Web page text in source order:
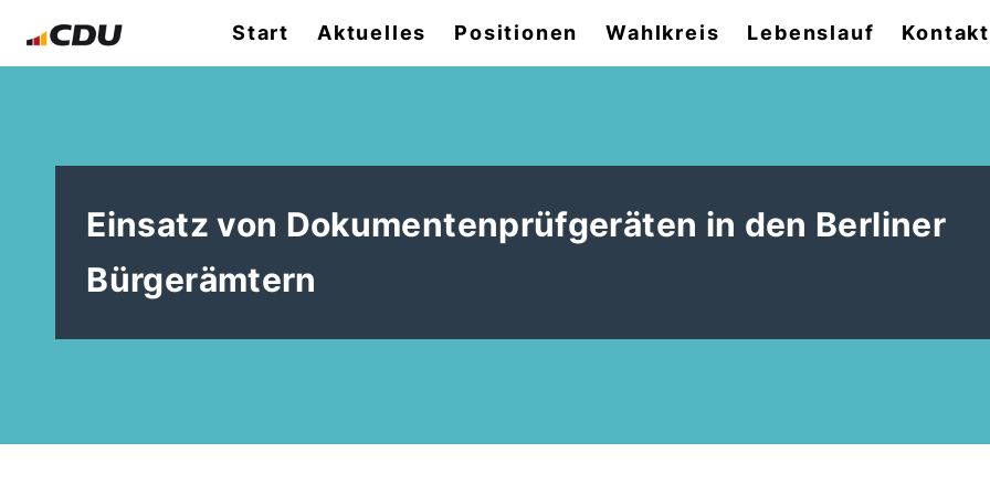
Start Aktuelles Positionen Wahlkreis Lebenslauf Kontakt
Einsatz von Dokumentenprüfgeräten in den Berliner
Bürgerämtern